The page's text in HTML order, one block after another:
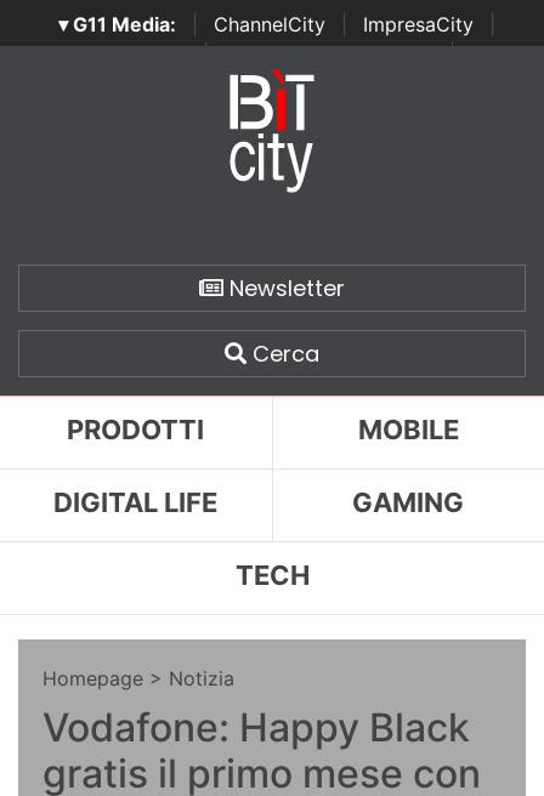
▾ G11 Media: ChannelCity ImpresaCity
SecurityOpenLab | Italian Channel Awards | Italian
Italian Security Awards
Newsletter
Cerca
PRODOTTI MOBILE
DIGITAL LIFE GAMING
TECH
Homepage > Notizia
Vodafone: Happy Black
gratis il primo mese con